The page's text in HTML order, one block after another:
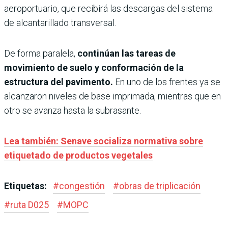
aeroportuario, que recibirá las descargas del sistema
de alcantarillado transversal.
De forma paralela, continúan las tareas de
movimiento de suelo y conformación de la
estructura del pavimento. En uno de los frentes ya se
alcanzaron niveles de base imprimada, mientras que en
otro se avanza hasta la subrasante.
Lea también: Senave socializa normativa sobre
etiquetado de productos vegetales
Etiquetas: #congestión #obras de triplicación
#ruta D025 #MOPC